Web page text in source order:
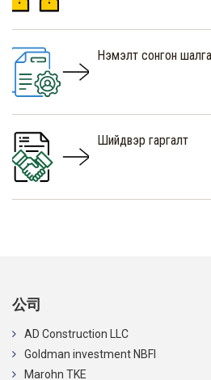
Нэмэлт сонгон
Шийдвэр гаргалт
公司
AD Construction LLC
Goldman investment NBFI
Marohn TKE